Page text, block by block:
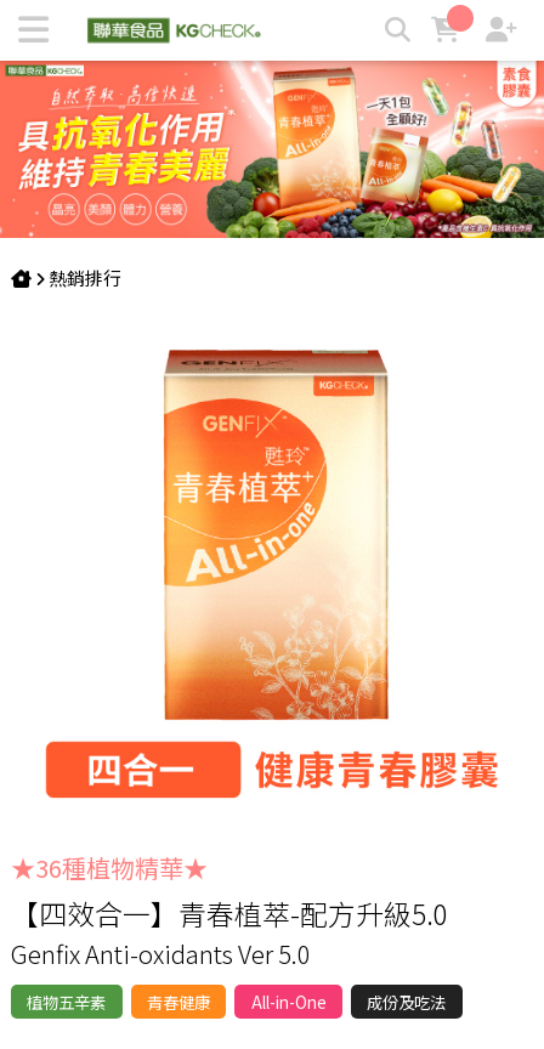
吃1包抵7瓶的每日營養補給 | KGCHECK聯華食品生醫研究室
熱銷排行
★36種植物精華★
【四效合一】青春植萃-配方升級5.0
Genfix Anti-oxidants Ver 5.0
植物五辛素 青春健康 All-in-One 成份及吃法